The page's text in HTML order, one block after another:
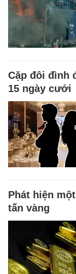
Cặp đôi đình
15 ngày cưới
Phát hiện
tấn vàng